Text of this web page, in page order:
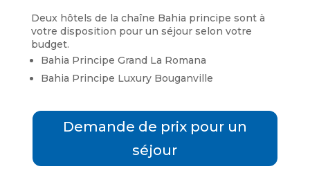
Deux hôtels de la chaîne Bahia principe sont à
votre disposition pour un séjour selon votre
budget.
Bahia Principe Grand La Romana
Bahia Principe Luxury Bouganville
Demande de prix pour un
séjour